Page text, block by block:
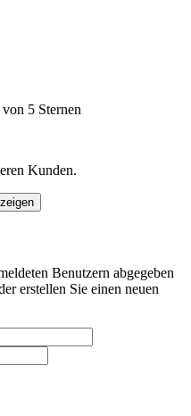
5 Sternen
Kunden.
Benutzern abgegeben
erstellen Sie einen neuen